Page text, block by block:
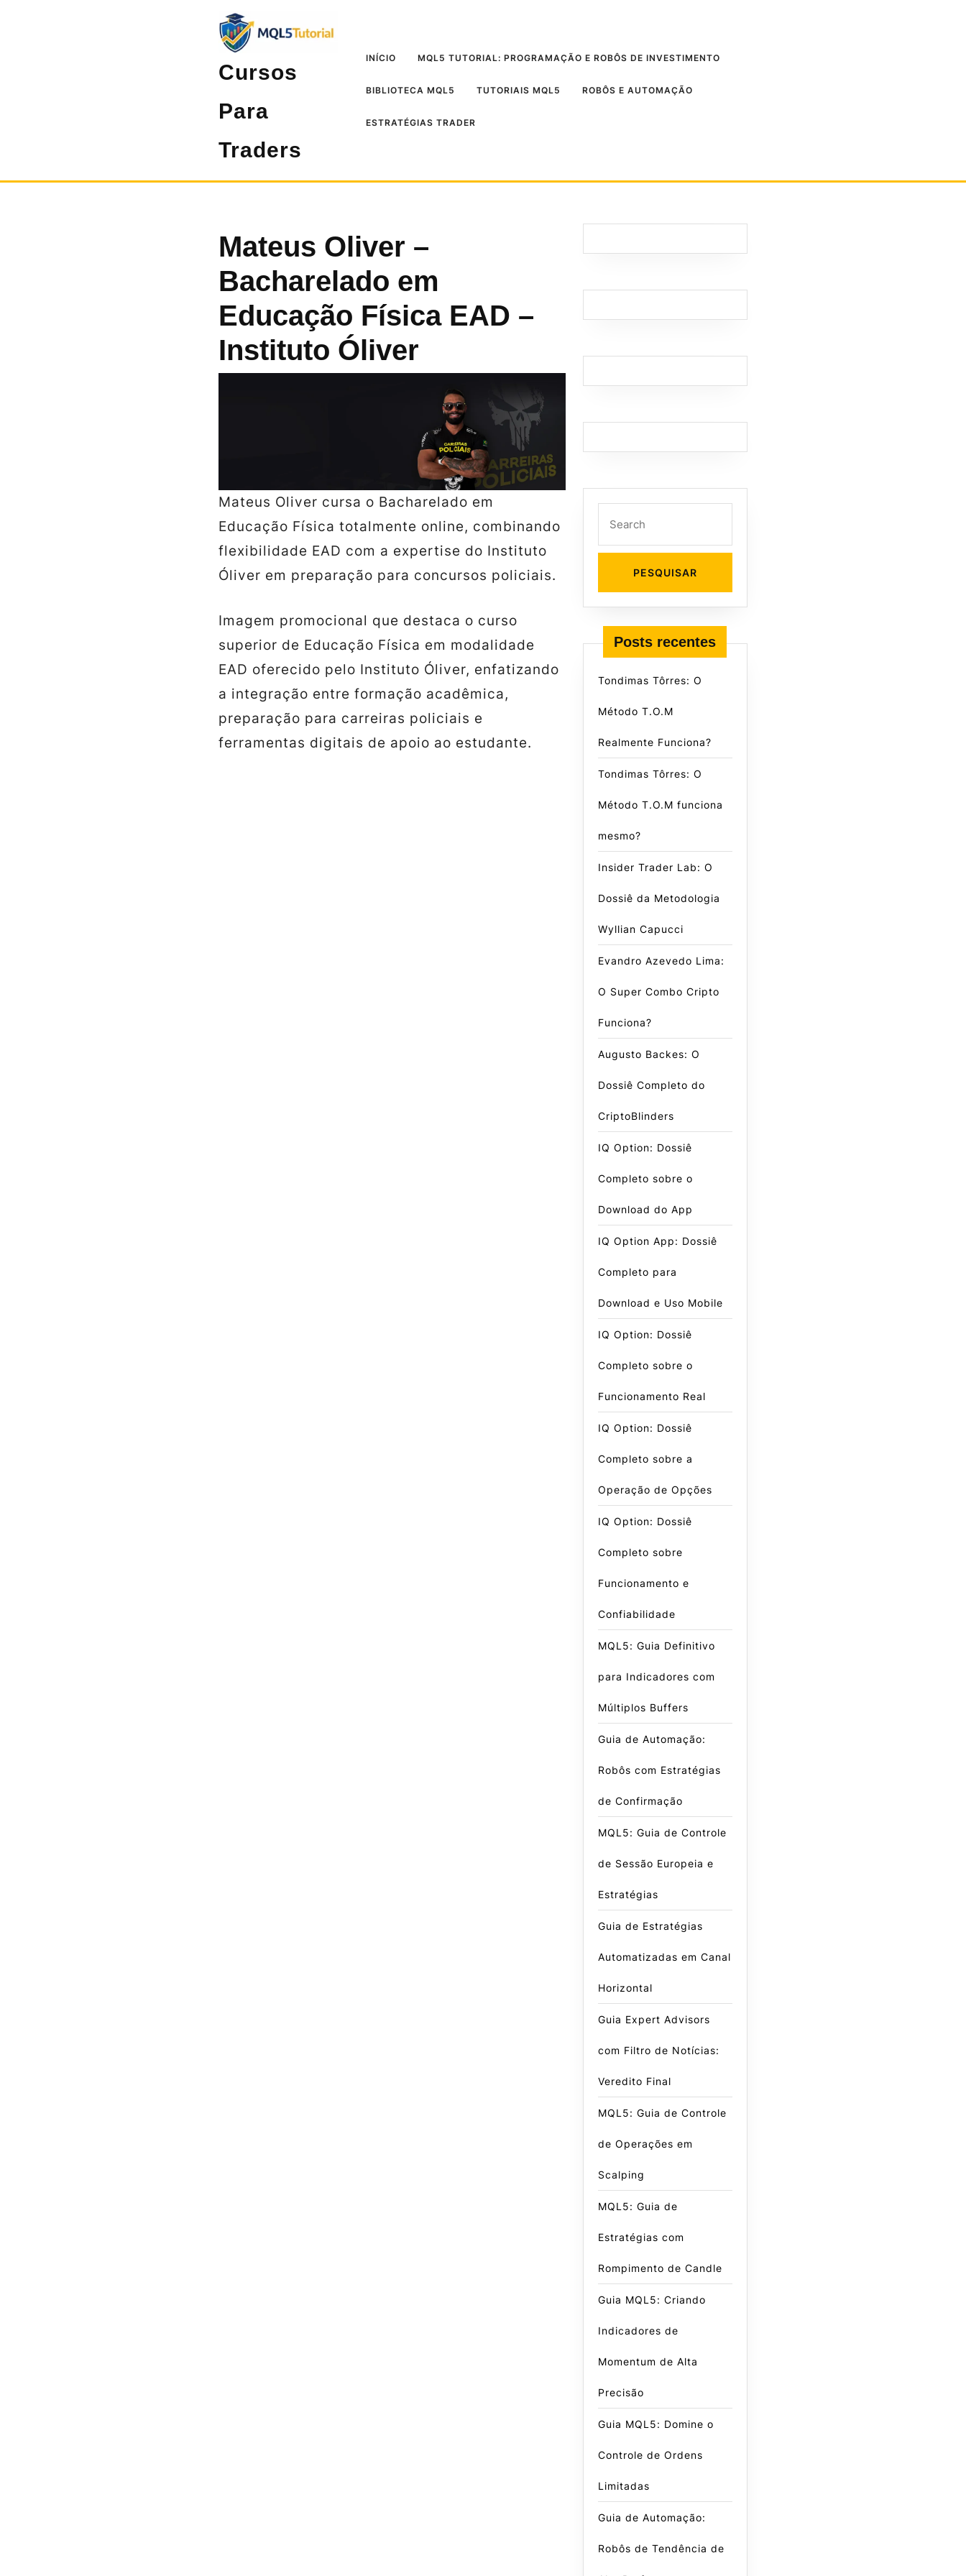
Cursos
Para
Traders
INÍCIO MQL5 TUTORIAL: PROGRAMAÇÃO E ROBÔS DE INVESTIMENTO
BIBLIOTECA MQL5 TUTORIAIS MQL5 ROBÔS E AUTOMAÇÃO
ESTRATÉGIAS TRADER
Mateus Oliver –
Bacharelado em
Educação Física EAD –
Instituto Óliver
Mateus Oliver cursa o Bacharelado em
Educação Física totalmente online, combinando
flexibilidade EAD com a expertise do Instituto
Óliver em preparação para concursos policiais.
Imagem promocional que destaca o curso
superior de Educação Física em modalidade
EAD oferecido pelo Instituto Óliver, enfatizando
a integração entre formação acadêmica,
preparação para carreiras policiais e
ferramentas digitais de apoio ao estudante.
Posts recentes
Tondimas Tôrres: O
Método T.O.M
Realmente Funciona?
Tondimas Tôrres: O
Método T.O.M funciona
mesmo?
Insider Trader Lab: O
Dossiê da Metodologia
Wyllian Capucci
Evandro Azevedo Lima:
O Super Combo Cripto
Funciona?
Augusto Backes: O
Dossiê Completo do
CriptoBlinders
IQ Option: Dossiê
Completo sobre o
Download do App
IQ Option App: Dossiê
Completo para
Download e Uso Mobile
IQ Option: Dossiê
Completo sobre o
Funcionamento Real
IQ Option: Dossiê
Completo sobre a
Operação de Opções
IQ Option: Dossiê
Completo sobre
Funcionamento e
Confiabilidade
MQL5: Guia Definitivo
para Indicadores com
Múltiplos Buffers
Guia de Automação:
Robôs com Estratégias
de Confirmação
MQL5: Guia de Controle
de Sessão Europeia e
Estratégias
Guia de Estratégias
Automatizadas em Canal
Horizontal
Guia Expert Advisors
com Filtro de Notícias:
Veredito Final
MQL5: Guia de Controle
de Operações em
Scalping
MQL5: Guia de
Estratégias com
Rompimento de Candle
Guia MQL5: Criando
Indicadores de
Momentum de Alta
Precisão
Guia MQL5: Domine o
Controle de Ordens
Limitadas
Guia de Automação:
Robôs de Tendência de